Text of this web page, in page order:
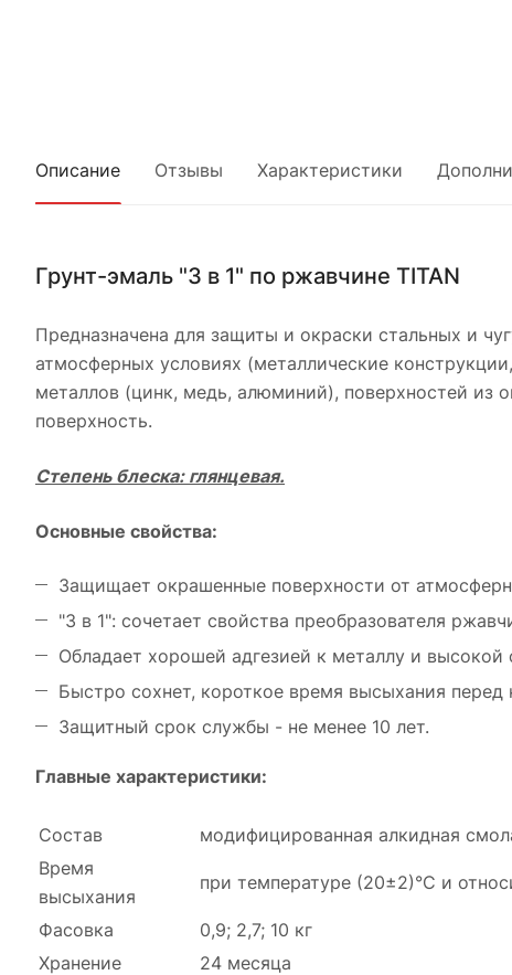
Описание Отзывы Характеристики
Грунт-эмаль "3 в 1" по ржавчине TITAN
Предназначена для защиты и окраски стальных и
атмосферных условиях (металлические
металлов (цинк, медь, алюминий), поверхностей из
поверхность.
Степень блеска: глянцевая.
Основные свойства:
Защищает окрашенные поверхности от
"3 в 1": сочетает свойства преобразователя
Обладает хорошей адгезией к металлу и высокой
Быстро сохнет, короткое время высыхания
Защитный срок службы - не менее 10 лет.
Главные характеристики:
Состав
модифицированная алкидная
Время
высыхания
при температуре (20±2)°C и
Фасовка
0,9; 2,7; 10 кг
Хранение
24 месяца